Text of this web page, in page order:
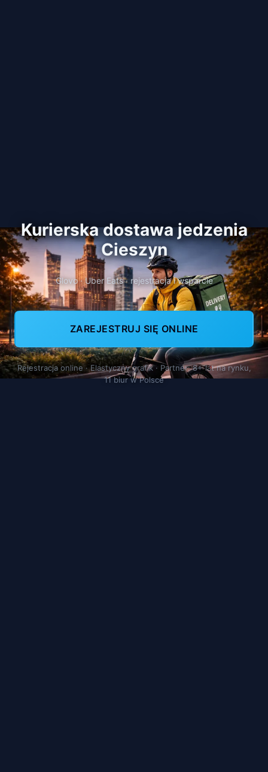
Kurierska dostawa jedzenia
Cieszyn
Glovo · Uber Eats · rejestracja i wsparcie
ZAREJESTRUJ SIĘ ONLINE
Rejestracja online · Elastyczny grafik · Partner: 8+ lat na rynku,
11 biur w Polsce